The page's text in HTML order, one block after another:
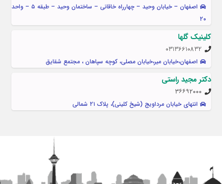
اصفهان – خیابان وحید – چهارراه خاقانی – ساختمان وحید – طبقه ۵ – واحد
۲۰
کلینیک گلها
03136610832
اصفهان،خیابان میر،خیابان مصلی، کوچه سپاهان ، مجتمع شقایق
دکتر مجید راستی
۳۶۶۹۲۰۰۰
انتهای خیابان مرداویج (شیخ کلینی)، پلاک ۲۱ شمالی